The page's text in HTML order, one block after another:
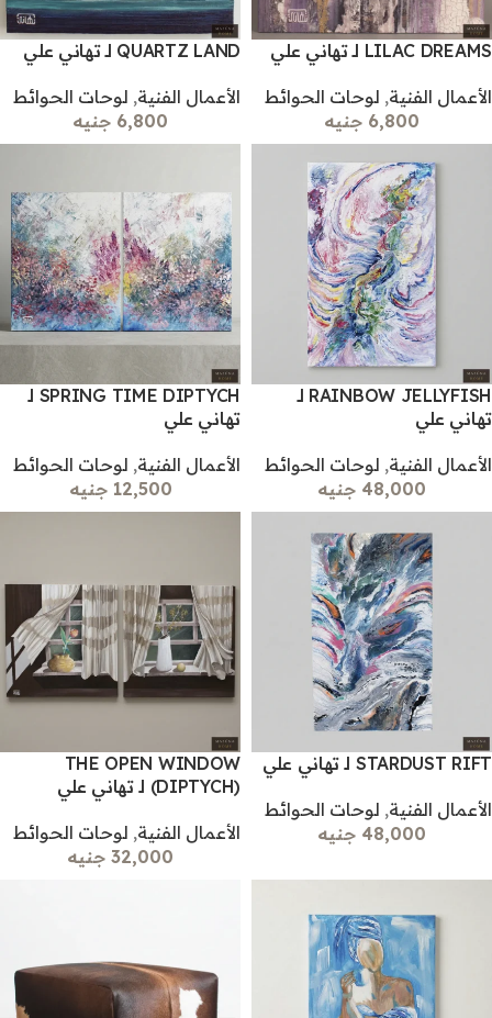
LILAC DREAMS لـ تهاني علي
الأعمال الفنية, لوحات الحوائط
6,800 جنيه
QUARTZ LAND لـ تهاني علي
الأعمال الفنية, لوحات الحوائط
6,800 جنيه
RAINBOW JELLYFISH لـ
تهاني علي
الأعمال الفنية, لوحات الحوائط
48,000 جنيه
SPRING TIME DIPTYCH لـ
تهاني علي
الأعمال الفنية, لوحات الحوائط
12,500 جنيه
STARDUST RIFT لـ تهاني علي
الأعمال الفنية, لوحات الحوائط
48,000 جنيه
THE OPEN WINDOW
(DIPTYCH) لـ تهاني علي
الأعمال الفنية, لوحات الحوائط
32,000 جنيه